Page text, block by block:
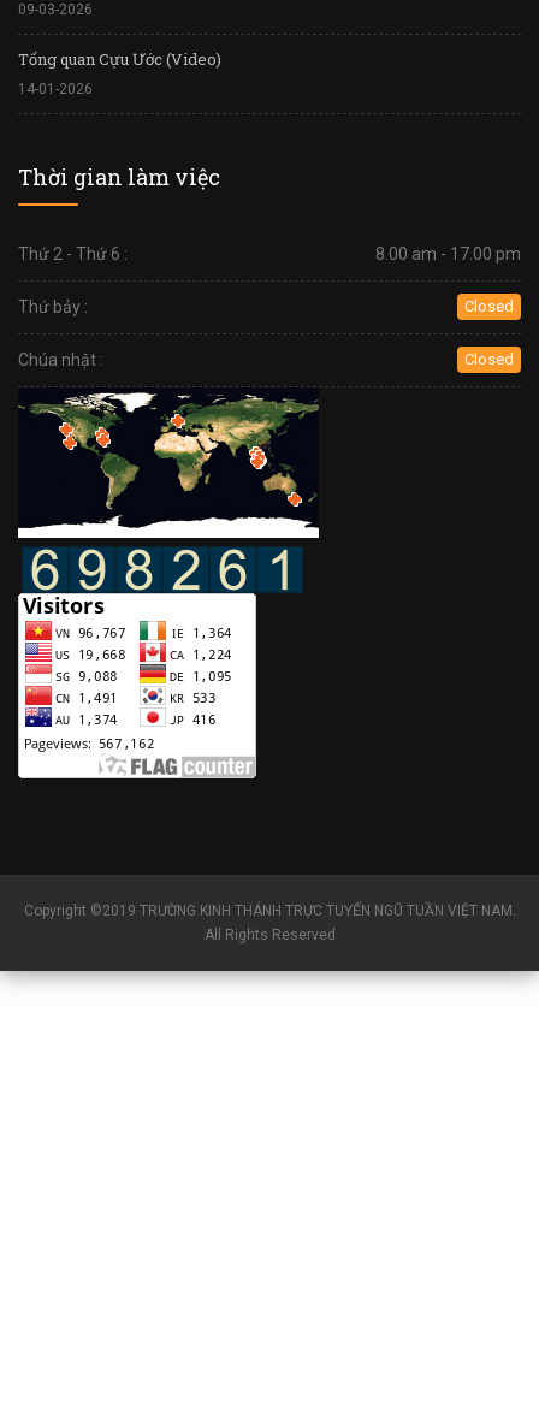
09-03-2026
Tổng quan Cựu Ước (Video)
14-01-2026
Thời gian làm việc
Thứ 2 - Thứ 6 : 8.00 am - 17.00 pm
Thứ bảy : Closed
Chúa nhật : Closed
Copyright ©2019 TRƯỜNG KINH THÁNH TRỰC TUYẾN NGŨ TUẦN VIỆT NAM.
All Rights Reserved